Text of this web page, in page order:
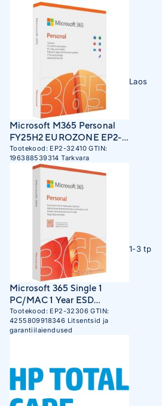
Microsoft M365 Personal
FY25H2 EUROZONE EP2-
32410
Tootekood: EP2-32410 GTIN:
196388539314 Tarkvara
Laos
Microsoft 365 Single 1
PC/MAC 1 Year ESD
Download
Tootekood: EP2-32306 GTIN:
4255809918346 Litsentsid ja
garantiilaiendused
1-3 tp